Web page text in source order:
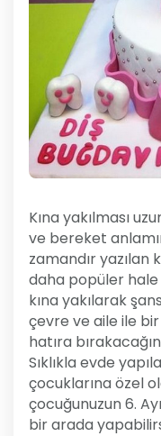
Kına yakılması
ve bereket
zamandır yazılan
daha popüler
kına yakılarak
çevre ve aile ile
hatıra
Sıklıkla evde
çocuklarına özel
çocuğunuzun 6.
bir arada